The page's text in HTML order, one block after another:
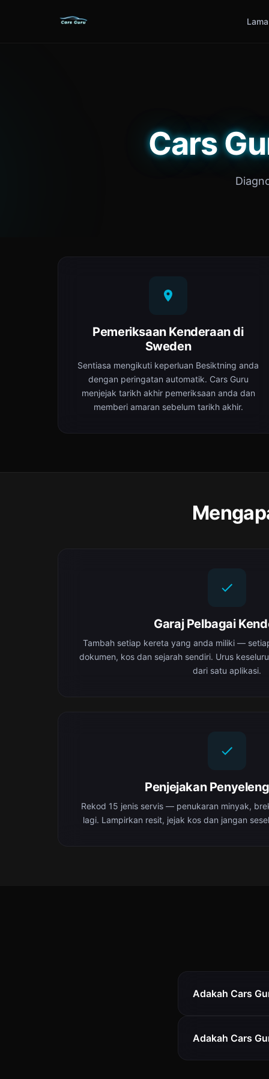
Cars
Pemeriksaan Kenderaan di
Sweden
Sentiasa mengikuti keperluan Besiktning anda
dengan peringatan automatik. Cars Guru
menjejak tarikh akhir pemeriksaan anda dan
memberi amaran sebelum tarikh akhir.
Garaj Pelbagai
Tambah setiap kereta yang anda miliki —
dokumen, kos dan sejarah sendiri. Urus
dari satu aplikasi.
Penjejakan
Rekod 15 jenis servis — penukaran minyak,
lagi. Lampirkan resit, jejak kos dan jangan
Adakah Cars
Adakah Cars